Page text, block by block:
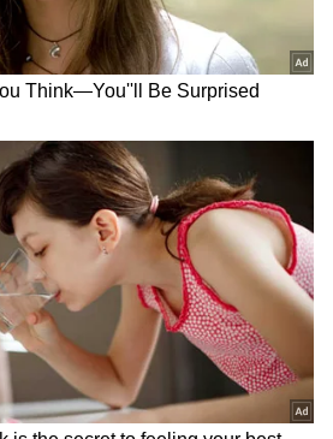
பின்னர் ஹீரோயினாக